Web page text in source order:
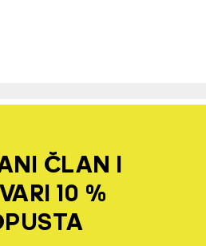
ČLAN I
10 %